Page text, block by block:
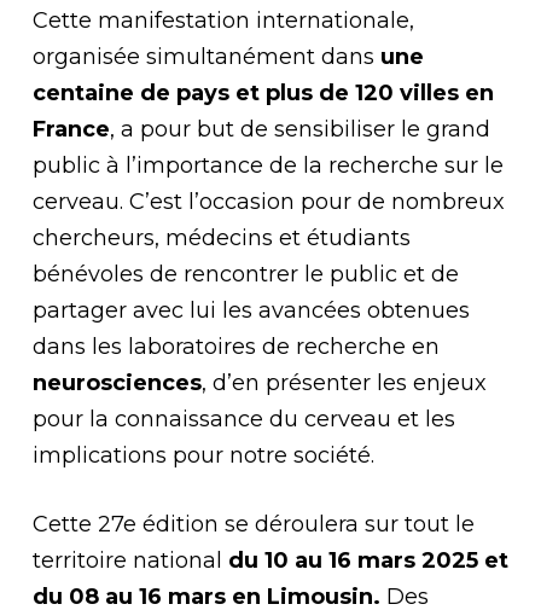
Cette manifestation internationale,
organisée simultanément dans une
centaine de pays et plus de 120 villes en
France, a pour but de sensibiliser le grand
public à l’importance de la recherche sur le
cerveau. C’est l’occasion pour de nombreux
chercheurs, médecins et étudiants
bénévoles de rencontrer le public et de
partager avec lui les avancées obtenues
dans les laboratoires de recherche en
neurosciences, d’en présenter les enjeux
pour la connaissance du cerveau et les
implications pour notre société.
Cette 27e édition se déroulera sur tout le
territoire national du 10 au 16 mars 2025 et
du 08 au 16 mars en Limousin. Des